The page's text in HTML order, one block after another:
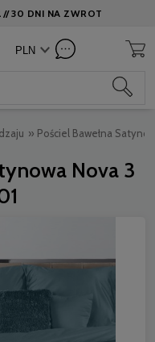
//30 DNI NA ZWROT
» Pościel Bawełna
Nova 3